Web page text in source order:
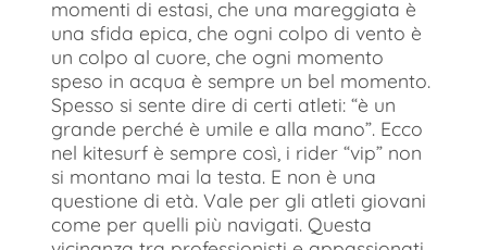
momenti di estasi, che una mareggiata è
una sfida epica, che ogni colpo di vento è
un colpo al cuore, che ogni momento
speso in acqua è sempre un bel momento.
Spesso si sente dire di certi atleti: “è un
grande perché è umile e alla mano”. Ecco
nel kitesurf è sempre così, i rider “vip” non
si montano mai la testa. E non è una
questione di età. Vale per gli atleti giovani
come per quelli più navigati. Questa